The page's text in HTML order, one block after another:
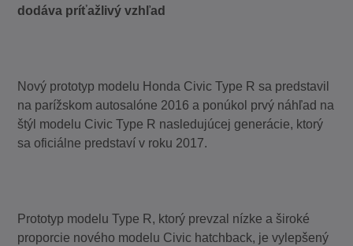
dodáva príťažlivý vzhľad
Nový prototyp modelu Honda Civic Type R sa predstavil
na parížskom autosalóne 2016 a ponúkol prvý náhľad na
štýl modelu Civic Type R nasledujúcej generácie, ktorý
sa oficiálne predstaví v roku 2017.
Prototyp modelu Type R, ktorý prevzal nízke a široké
proporcie nového modelu Civic hatchback, je vylepšený